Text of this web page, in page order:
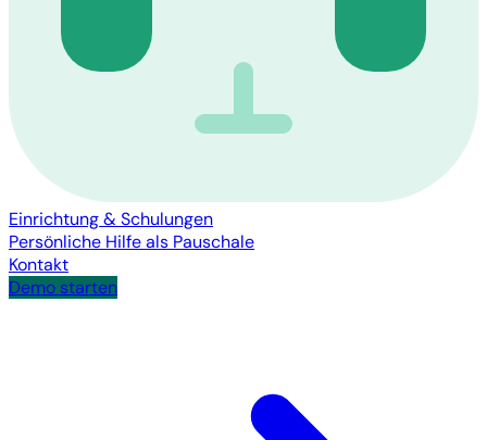
Einrichtung & Schulungen
Persönliche Hilfe als Pauschale
Kontakt
Demo starten